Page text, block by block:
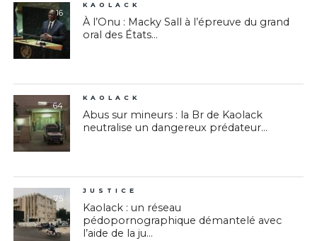
16
KAOLACK
À l’Onu : Macky Sall à l’épreuve du grand
oral des États...
64
KAOLACK
Abus sur mineurs : la Br de Kaolack
neutralise un dangereux prédateur...
75
JUSTICE
Kaolack : un réseau
pédopornographique démantelé avec
l’aide de la ju...